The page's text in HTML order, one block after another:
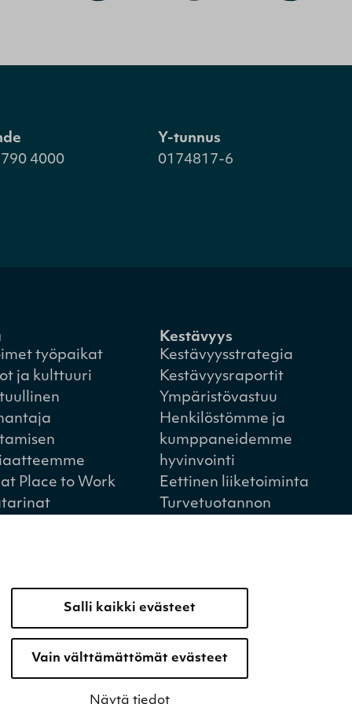
Salli kaikki evästeet
Vain välttämättömät evästeet
Näytä tiedot
4000
Y-tunnus
0174817-6
työpaikat
ja kulttuuri
Place to Work
Kestävyys
Kestävyysstrategia
Kestävyysraportit
Ympäristövastuu
Henkilöstömme ja
kumppaneidemme
hyvinvointi
Eettinen liiketoiminta
Turvetuotannon
Retkeilykohteet